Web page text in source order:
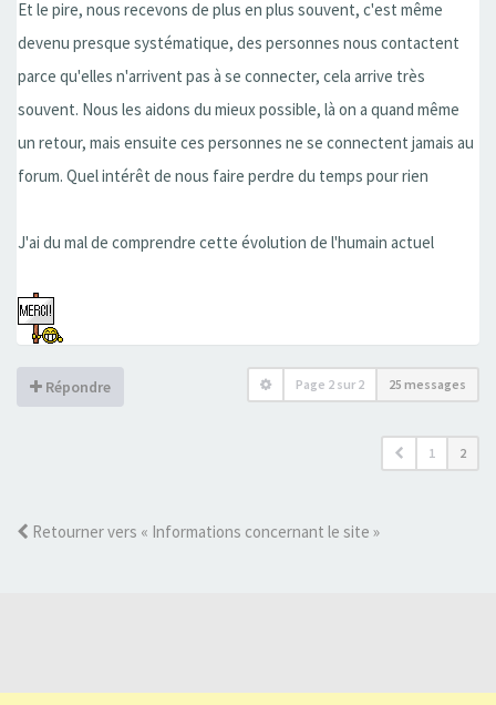
Et le pire, nous recevons de plus en plus souvent, c'est même
devenu presque systématique, des personnes nous contactent
parce qu'elles n'arrivent pas à se connecter, cela arrive très
souvent. Nous les aidons du mieux possible, là on a quand même
un retour, mais ensuite ces personnes ne se connectent jamais au
forum. Quel intérêt de nous faire perdre du temps pour rien
J'ai du mal de comprendre cette évolution de l'humain actuel
Répondre Page 2 sur 2 25 messages
1 2
Retourner vers « Informations concernant le site »